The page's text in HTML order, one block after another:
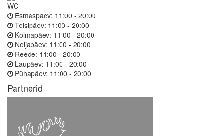
WC
Esmaspäev: 11:00 - 20:00
Teisipäev: 11:00 - 20:00
Kolmapäev: 11:00 - 20:00
Neljapäev: 11:00 - 20:00
Reede: 11:00 - 20:00
Laupäev: 11:00 - 20:00
Pühapäev: 11:00 - 20:00
Partnerid